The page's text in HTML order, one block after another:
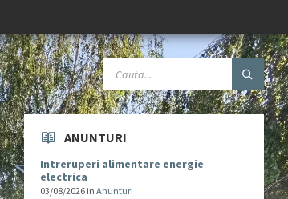
ANUNTURI
Intreruperi alimentare energie
electrica
03/08/2026 inAnunturi